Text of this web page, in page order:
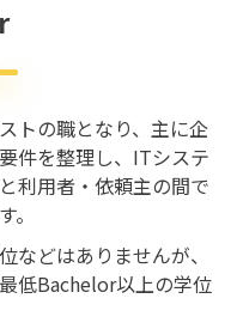
トの職となり、主に企
件を整理し、ITシステ
利用者・依頼主の間で
などはありませんが、
低Bachelor以上の学位